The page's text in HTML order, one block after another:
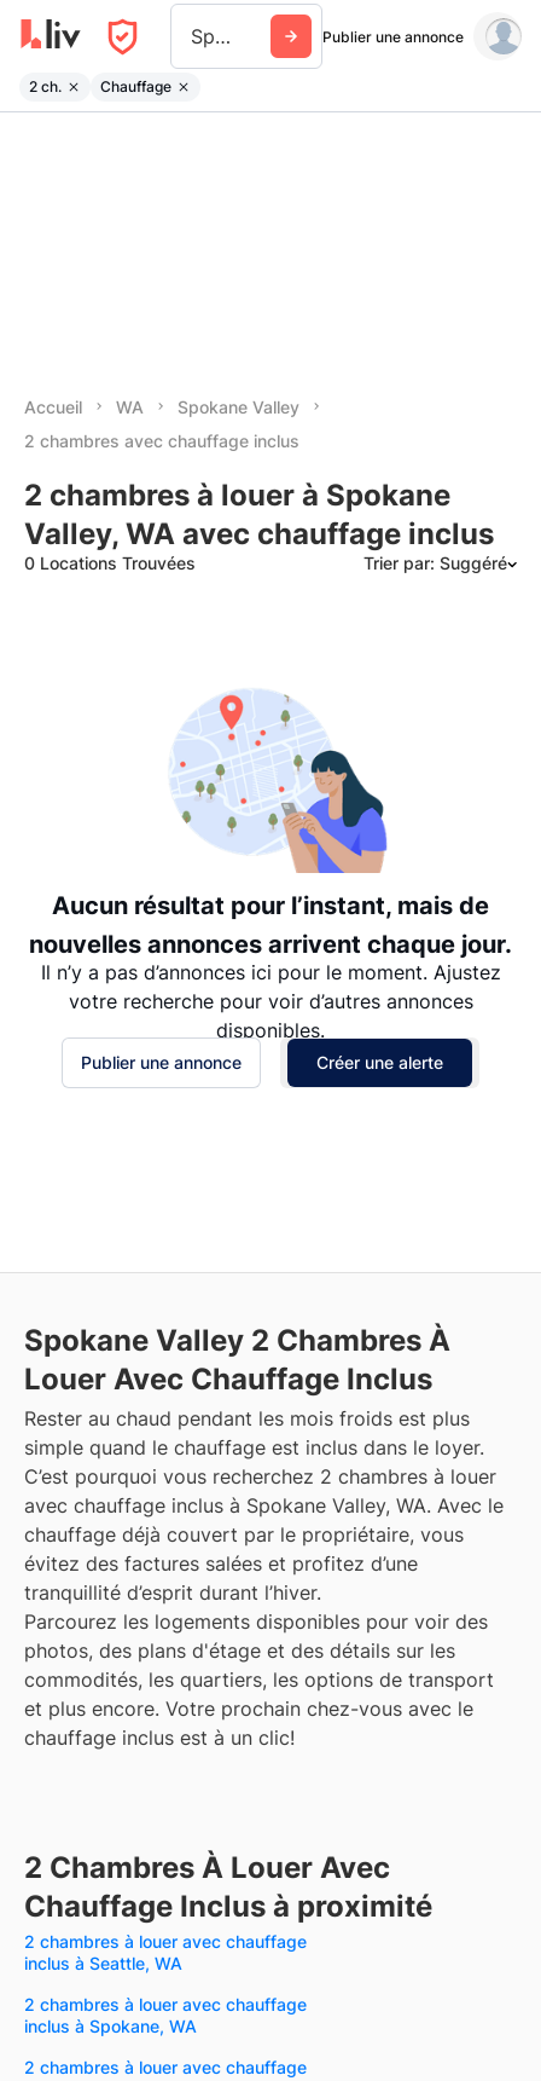
Spokane Valley Publier une annonce
2 ch. Chauffage
Accueil WA
Spokane Valley
2 chambres avec chauffage inclus
2 chambres à louer à Spokane
Valley, WA avec chauffage inclus
0 Locations Trouvées Trier par: Suggéré
Date: les plus anciens d’abord
Aucun résultat pour l’instant, mais de
nouvelles annonces arrivent chaque jour.
Il n’y a pas d’annonces ici pour le moment. Ajustez
votre recherche pour voir d’autres annonces
disponibles.
Publier une annonce Créer une alerte
Spokane Valley 2 Chambres À
Louer Avec Chauffage Inclus
Rester au chaud pendant les mois froids est plus
simple quand le chauffage est inclus dans le loyer.
C’est pourquoi vous recherchez 2 chambres à louer
avec chauffage inclus à Spokane Valley, WA. Avec le
chauffage déjà couvert par le propriétaire, vous
évitez des factures salées et profitez d’une
tranquillité d’esprit durant l’hiver.
Parcourez les logements disponibles pour voir des
photos, des plans d'étage et des détails sur les
commodités, les quartiers, les options de transport
et plus encore. Votre prochain chez-vous avec le
chauffage inclus est à un clic!
2 Chambres À Louer Avec
Chauffage Inclus à proximité
2 chambres à louer avec chauffage
inclus à Seattle, WA
2 chambres à louer avec chauffage
inclus à Spokane, WA
2 chambres à louer avec chauffage